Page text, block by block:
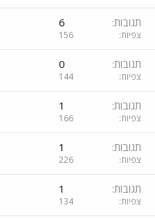
תגובות 6
צפיות 156
תגובות 0
צפיות 144
תגובות 1
צפיות 166
תגובות 1
צפיות 226
תגובות 1
צפיות 134